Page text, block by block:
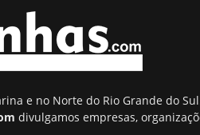
e no Norte do Rio Grande do
divulgamos empresas,